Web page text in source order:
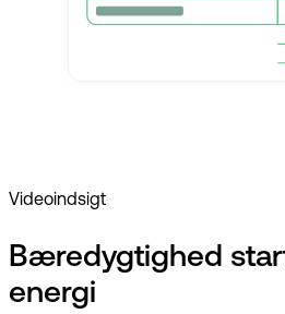
Videoindsigt
Bæredygtighed
energi